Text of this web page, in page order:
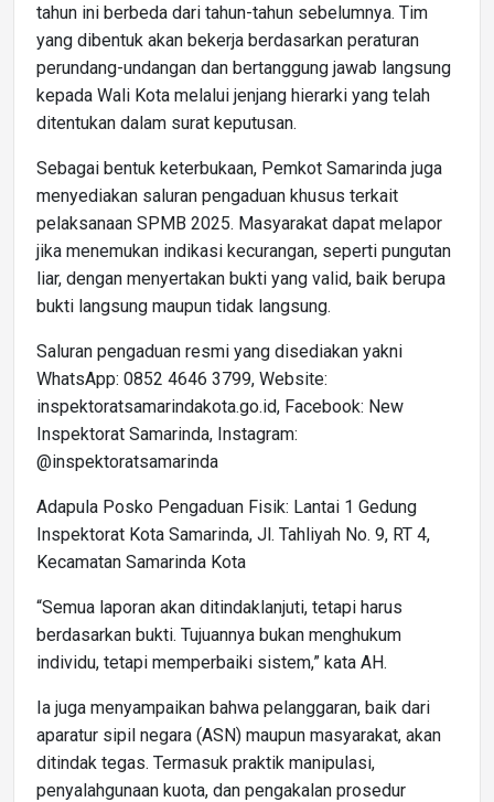
tahun ini berbeda dari tahun-tahun sebelumnya. Tim
yang dibentuk akan bekerja berdasarkan peraturan
perundang-undangan dan bertanggung jawab langsung
kepada Wali Kota melalui jenjang hierarki yang telah
ditentukan dalam surat keputusan.
Sebagai bentuk keterbukaan, Pemkot Samarinda juga
menyediakan saluran pengaduan khusus terkait
pelaksanaan SPMB 2025. Masyarakat dapat melapor
jika menemukan indikasi kecurangan, seperti pungutan
liar, dengan menyertakan bukti yang valid, baik berupa
bukti langsung maupun tidak langsung.
Saluran pengaduan resmi yang disediakan yakni
WhatsApp: 0852 4646 3799, Website:
inspektoratsamarindakota.go.id, Facebook: New
Inspektorat Samarinda, Instagram:
@inspektoratsamarinda
Adapula Posko Pengaduan Fisik: Lantai 1 Gedung
Inspektorat Kota Samarinda, Jl. Tahliyah No. 9, RT 4,
Kecamatan Samarinda Kota
“Semua laporan akan ditindaklanjuti, tetapi harus
berdasarkan bukti. Tujuannya bukan menghukum
individu, tetapi memperbaiki sistem,” kata AH.
Ia juga menyampaikan bahwa pelanggaran, baik dari
aparatur sipil negara (ASN) maupun masyarakat, akan
ditindak tegas. Termasuk praktik manipulasi,
penyalahgunaan kuota, dan pengakalan prosedur